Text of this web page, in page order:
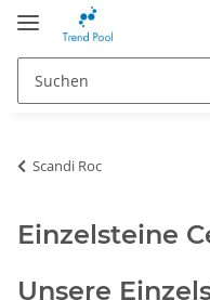
Scandi Roc
Einzelsteine
Unsere